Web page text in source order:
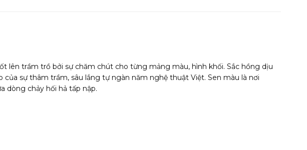
lên trầm trồ bởi sự chăm chút cho từng mảng màu, hình khối. Sắc hồng dịu
sự thâm trầm, sâu lắng tự ngàn năm nghệ thuật Việt. Sen màu là nơi
dòng chảy hối hả tấp nập.